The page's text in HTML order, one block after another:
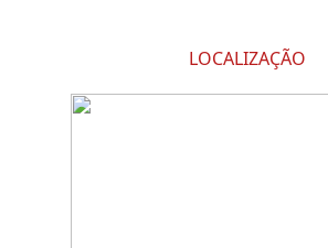
LOCALIZAÇÃO